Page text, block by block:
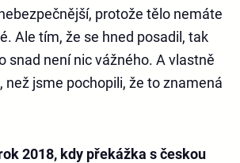
protože tělo nemáte
Ale tím, že se hned posadil, tak
snad není nic vážného. A vlastně
než jsme pochopili, že to znamená
2018, kdy překážka s českou